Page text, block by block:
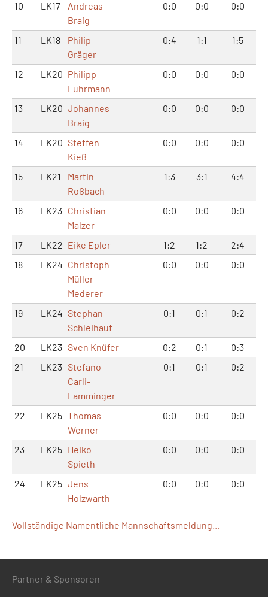
10 LK17
Andreas
Braig
0:0 0:0 0:0
11 LK18
Philip
Gräger
0:4 1:1 1:5
12 LK20 Philipp
Fuhrmann
0:0 0:0 0:0
13 LK20 Johannes
Braig
0:0 0:0 0:0
14 LK20 Steffen
Kieß
0:0 0:0 0:0
15 LK21
Martin
Roßbach
1:3 3:1 4:4
16 LK23 Christian
Malzer
0:0 0:0 0:0
17 LK22 Eike Epler 1:2 1:2
2:4
18
LK24 Christoph
Müller-
Mederer
0:0 0:0 0:0
19 LK24 Stephan
Schleihauf
0:1 0:1 0:2
20 LK23 Sven Knüfer 0:2 0:1
0:3
21
LK23 Stefano
Carli-
Lamminger
0:1 0:1 0:2
22 LK25 Thomas
Werner
0:0 0:0 0:0
23 LK25 Heiko
Spieth
0:0 0:0 0:0
24 LK25 Jens
Holzwarth
0:0 0:0 0:0
Vollständige Namentliche Mannschaftsmeldung...
Partner & Sponsoren